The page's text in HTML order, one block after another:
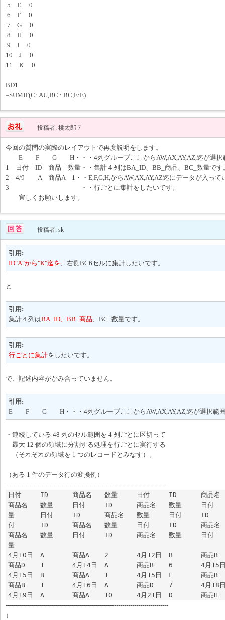
5 E 0
6 F 0
7 G 0
8 H 0
9 I 0
10 J 0
11 K 0
BD1
=SUMIF(C:.AU,BC.:.BC,E:E)
投稿者: 桃太郎７
今回の質問の実際のレイアウトで再度説明をします。
E F G H・・・4列グループここからAW,AX,AY,AZ,迄が選択
1 日付 ID 商品 数量・・集計４列はBA_ID、BB_商品、BC_数量です
2 4/9 A 商品A 1・・E,F,G,H,からAW,AX,AY,AZ迄にデータが入って
3 ・・行ごとに集計をしたいです。
宜しくお願いします。
投稿者: sk
引用:
ID"A"から"K"迄を 、右側BC6セルに集計したいです。
と
引用:
集計４列はBA_ID、BB_商品 、BC_数量です。
引用:
行ごとに集計をしたいです。
で、記述内容がかみ合っていません。
引用:
E F G H・・・4列グループここからAW,AX,AY,AZ,迄が選択範囲
・連続している 48 列のセル範囲を 4 列ごとに区切って
最大 12 個の領域に分割する処理を行ごとに実行する
（それぞれの領域を 1 つのレコードとみなす）。
（ある 1 件のデータ行の変換例）
---------------------------------------------------------------------------------
日付	ID	商品名	数量	日付	ID	商品名	数量	日付	ID
商品名	数量	日付	ID	商品名	数量	日付	ID	商品名	数
量	日付	ID	商品名	数量	日付	ID	商品名	数量	日
付	ID	商品名	数量	日付	ID	商品名	数量	日付	ID
商品名	数量	日付	ID	商品名	数量	日付	ID	商品名	数
量
4月10日	A	商品A	2	4月12日	B	商品B	1	4月13日	D
商品D	1	4月14日	A	商品B	6	4月15日	A	商品D	3
4月15日	B	商品A	1	4月15日	F	商品B	7	4月16日	F
商品B	1	4月16日	A	商品D	7	4月18日	B	商品B	2
---------------------------------------------------------------------------------
↓